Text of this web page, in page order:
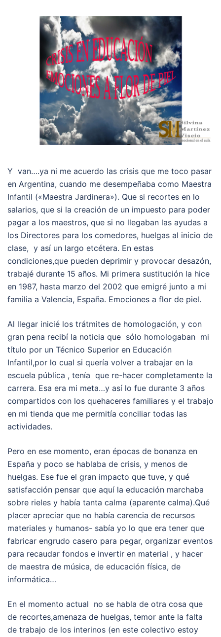
Y van….ya ni me acuerdo las crisis que me toco pasar
en Argentina, cuando me desempeñaba como Maestra
Infantil («Maestra Jardinera»). Que si recortes en lo
salarios, que si la creación de un impuesto para poder
pagar a los maestros, que si no llegaban las ayudas a
los Directores para los comedores, huelgas al inicio de
clase, y así un largo etcétera. En estas
condiciones,que pueden deprimir y provocar desazón,
trabajé durante 15 años. Mi primera sustitución la hice
en 1987, hasta marzo del 2002 que emigré junto a mi
familia a Valencia, España. Emociones a flor de piel.
Al llegar inicié los trátmites de homologación, y con
gran pena recibí la noticia que sólo homologaban mi
título por un Técnico Superior en Educación
Infantil,por lo cual si quería volver a trabajar en la
escuela pública , tenía que re-hacer completamente la
carrera. Esa era mi meta…y así lo fue durante 3 años
compartidos con los quehaceres familiares y el trabajo
en mi tienda que me permitía conciliar todas las
actividades.
Pero en ese momento, eran épocas de bonanza en
España y poco se hablaba de crisis, y menos de
huelgas. Ese fue el gran impacto que tuve, y qué
satisfacción pensar que aquí la educación marchaba
sobre rieles y había tanta calma (aparente calma).Qué
placer apreciar que no había carencia de recursos
materiales y humanos- sabía yo lo que era tener que
fabricar engrudo casero para pegar, organizar eventos
para recaudar fondos e invertir en material , y hacer
de maestra de música, de educación física, de
informática…
En el momento actual no se habla de otra cosa que
de recortes,amenaza de huelgas, temor ante la falta
de trabajo de los interinos (en este colectivo estoy